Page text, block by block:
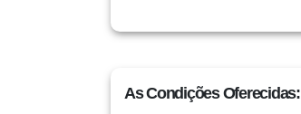
As Condições Oferecidas: